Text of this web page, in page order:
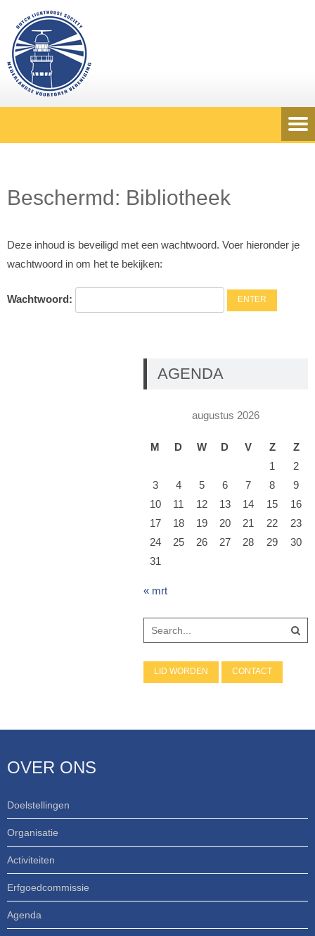
Beschermd: Bibliotheek
Deze inhoud is beveiligd met een wachtwoord. Voer hieronder je
wachtwoord in om het te bekijken:
Wachtwoord:
AGENDA
augustus 2026
M D W D V Z
Z
1
2
3
4 5 6 7 8
9
10
11 12 13 14 15
16
17
18 19 20 21 22
23
24
25 26 27 28 29
30
31
« mrt
LID WORDEN CONTACT
OVER ONS
Doelstellingen
Organisatie
Activiteiten
Erfgoedcommissie
Agenda